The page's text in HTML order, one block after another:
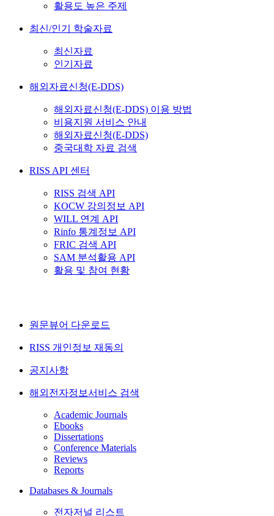
활용도 높은 주제
최신/인기 학술자료
최신자료
인기자료
해외자료신청(E-DDS)
해외자료신청(E-DDS) 이용 방법
비용지원 서비스 안내
해외자료신청(E-DDS)
중국대학 자료 검색
RISS API 센터
RISS 검색 API
KOCW 강의정보 API
WILL 연계 API
Rinfo 통계정보 API
FRIC 검색 API
SAM 분석활용 API
활용 및 참여 현황
원문뷰어 다운로드
RISS 개인정보 재동의
공지사항
해외전자정보서비스 검색
Academic Journals
Ebooks
Dissertations
Conference Materials
Reviews
Reports
Databases & Journals
전자저널 리스트